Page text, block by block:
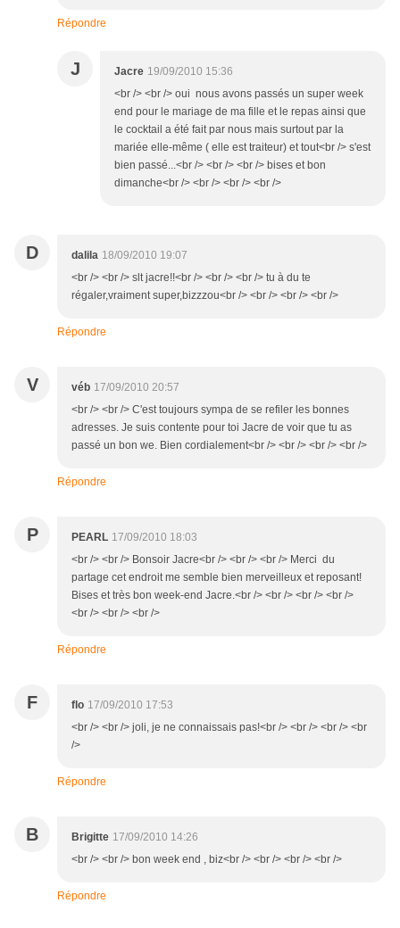
Répondre
J Jacre 19/09/2010 15:36
<br /> <br /> oui nous avons passés un super week
end pour le mariage de ma fille et le repas ainsi que
le cocktail a été fait par nous mais surtout par la
mariée elle-même ( elle est traiteur) et tout<br /> s'est
bien passé...<br /> <br /> <br /> bises et bon
dimanche<br /> <br /> <br /> <br />
D dalila 18/09/2010 19:07
<br /> <br /> slt jacre!!<br /> <br /> <br /> tu à du te
régaler,vraiment super,bizzzou<br /> <br /> <br /> <br />
Répondre
V véb 17/09/2010 20:57
<br /> <br /> C'est toujours sympa de se refiler les bonnes
adresses. Je suis contente pour toi Jacre de voir que tu as
passé un bon we. Bien cordialement<br /> <br /> <br /> <br />
Répondre
P PEARL 17/09/2010 18:03
<br /> <br /> Bonsoir Jacre<br /> <br /> <br /> Merci du
partage cet endroit me semble bien merveilleux et reposant!
Bises et très bon week-end Jacre.<br /> <br /> <br /> <br />
<br /> <br /> <br />
Répondre
F flo 17/09/2010 17:53
<br /> <br /> joli, je ne connaissais pas!<br /> <br /> <br /> <br
/>
Répondre
B Brigitte 17/09/2010 14:26
<br /> <br /> bon week end , biz<br /> <br /> <br /> <br />
Répondre